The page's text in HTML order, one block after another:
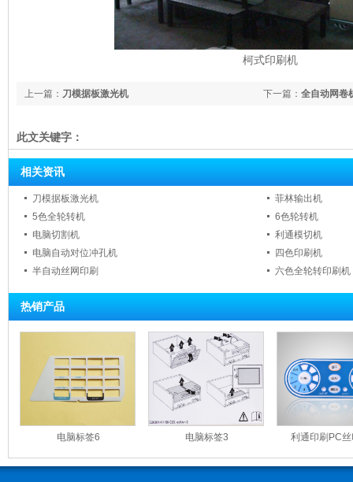
柯式印刷机
下一篇： 全自动网卷
上一篇： 刀模据板激光机
此文关键字：
相关资讯
刀模据板激光机
菲林输出机
5色全轮转机
6色轮转机
电脑切割机
利通模切机
电脑自动对位冲孔机
四色印刷机
半自动丝网印刷
六色全轮转印刷机
热销产品
电脑标签6 电脑标签3 利通印刷PC